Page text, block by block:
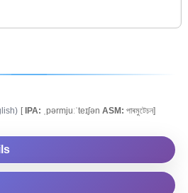
[IPA: ˌpərmjuːˈteɪʃən ASM: পাৰমুটেচন]